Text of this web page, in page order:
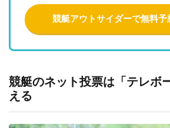
競艇アウトサイダーで無料予
競艇のネット投票は「テレボ
える